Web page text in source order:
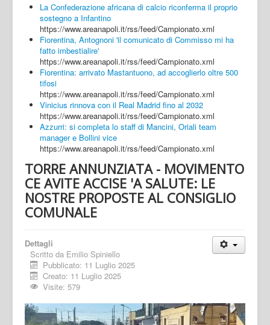
La Confederazione africana di calcio riconferma il proprio
sostegno a Infantino
https://www.areanapoli.it/rss/feed/Campionato.xml
Fiorentina, Antognoni 'il comunicato di Commisso mi ha
fatto imbestialire'
https://www.areanapoli.it/rss/feed/Campionato.xml
Fiorentina: arrivato Mastantuono, ad accoglierlo oltre 500
tifosi
https://www.areanapoli.it/rss/feed/Campionato.xml
Vinicius rinnova con il Real Madrid fino al 2032
https://www.areanapoli.it/rss/feed/Campionato.xml
Azzurri: si completa lo staff di Mancini, Oriali team
manager e Bollini vice
https://www.areanapoli.it/rss/feed/Campionato.xml
TORRE ANNUNZIATA - MOVIMENTO
CE AVITE ACCISE 'A SALUTE: LE
NOSTRE PROPOSTE AL CONSIGLIO
COMUNALE
Dettagli
Scritto da Emilio Spiniello
Pubblicato: 11 Luglio 2025
Creato: 11 Luglio 2025
Visite: 579